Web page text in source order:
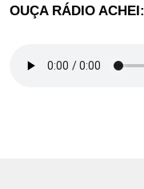
OUÇA RÁDIO ACHEI: